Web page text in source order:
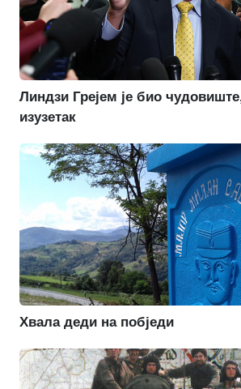
Линдзи Грејем је био
изузетак
Хвала деди на побједи